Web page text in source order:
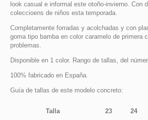
look casual e informal este otoño-invierno. Con
coleccioens de niños esta temporada.
Completamente forradas y acolchadas y con
goma tipo bamba en color caramelo de primera
problemas.
Disponible en 1 color. Rango de tallas, del
100% fabricado en España.
Guía de tallas de este modelo concreto:
Talla 23 24